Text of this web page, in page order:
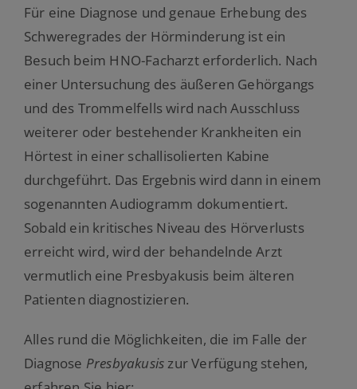
Für eine Diagnose und genaue Erhebung des
Schweregrades der Hörminderung ist ein
Besuch beim HNO-Facharzt erforderlich. Nach
einer Untersuchung des äußeren Gehörgangs
und des Trommelfells wird nach Ausschluss
weiterer oder bestehender Krankheiten ein
Hörtest in einer schallisolierten Kabine
durchgeführt. Das Ergebnis wird dann in einem
sogenannten Audiogramm dokumentiert.
Sobald ein kritisches Niveau des Hörverlusts
erreicht wird, wird der behandelnde Arzt
vermutlich eine Presbyakusis beim älteren
Patienten diagnostizieren.
Alles rund die Möglichkeiten, die im Falle der
Diagnose Presbyakusiszur Verfügung stehen,